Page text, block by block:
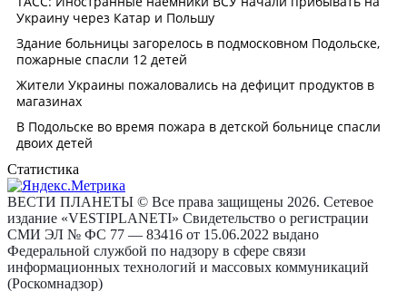
Статистика
ВЕСТИ ПЛАНЕТЫ © Все права защищены 2026. Сетевое
издание «VESTIPLANETI» Свидетельство о регистрации
СМИ ЭЛ № ФС 77 — 83416 от 15.06.2022 выдано
Федеральной службой по надзору в сфере связи
информационных технологий и массовых коммуникаций
(Роскомнадзор)